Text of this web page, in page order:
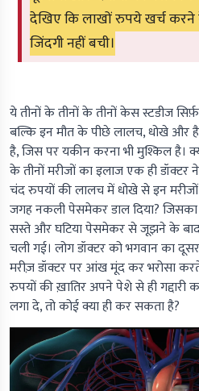
देखिए कि लाखों रुपये खर्च
जिंदगी नहीं बची।
ये तीनों के तीनों के तीनों केस स्टडीज
बल्कि इन मौत के पीछे लालच, धोखे और
है, जिस पर यकीन करना भी मुश्किल है।
के तीनों मरीजों का इलाज एक ही डॉक्टर
चंद रुपयों की लालच में धोखे से इन
जगह नकली पेसमेकर डाल दिया?
सस्ते और घटिया पेसमेकर से जूझने के
चली गई। लोग डॉक्टर को भगवान का
मरीज़ डॉक्टर पर आंख मूंद कर भरोसा
रुपयों की ख़ातिर अपने पेशे से ही गद्दारी
लगा दे, तो कोई क्या ही कर सकता है?